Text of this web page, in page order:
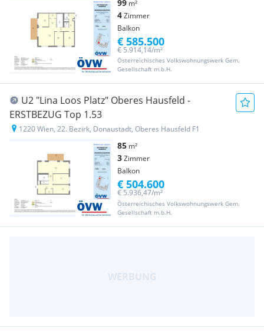
99 m²
4Zimmer
Balkon
Österreichisches Volkswohnungswerk Gem.
Gesellschaft m.b.H.
€ 5.914,14/m²
€ 585.500
U2 "Lina Loos Platz" Oberes Hausfeld -
ERSTBEZUG Top 1.53
1220 Wien, 22. Bezirk, Donaustadt, Oberes Hausfeld F1
85 m²
3Zimmer
Balkon
Österreichisches Volkswohnungswerk Gem.
Gesellschaft m.b.H.
€ 5.936,47/m²
€ 504.600